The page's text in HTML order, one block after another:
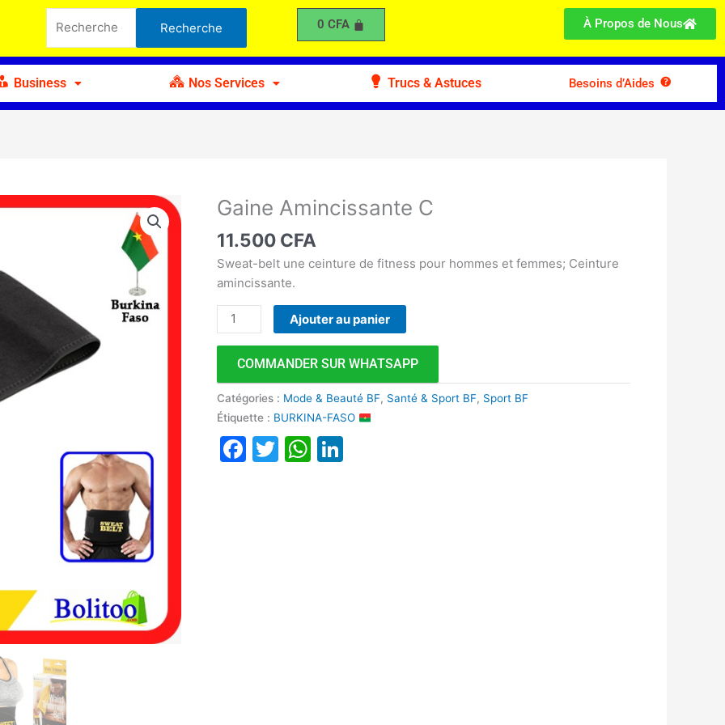
pour :
Recherche 0 CFA À Propos de Nous
Business Nos Services Trucs & Astuces Besoins d’Aides
Gaine Amincissante C
11.500 CFA
Sweat-belt une ceinture de fitness pour hommes et femmes; Ceinture
amincissante.
quantité
Gaine
Amincissante
C
Ajouter au panier
COMMANDER SUR WHATSAPP
Catégories : Mode & Beauté BF, Santé & Sport BF, Sport BF
Étiquette : BURKINA-FASO
Facebook
TwitterWhatsApp
Amincissante